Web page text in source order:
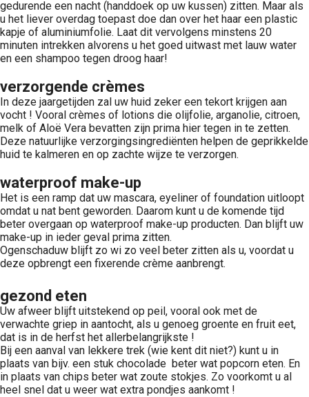
gedurende een nacht (handdoek op uw kussen) zitten. Maar als
u het liever overdag toepast doe dan over het haar een plastic
kapje of aluminiumfolie. Laat dit vervolgens minstens 20
minuten intrekken alvorens u het goed uitwast met lauw water
en een shampoo tegen droog haar!
verzorgende crèmes
In deze jaargetijden zal uw huid zeker een tekort krijgen aan
vocht ! Vooral crèmes of lotions die olijfolie, arganolie, citroen,
melk of Aloë Vera bevatten zijn prima hier tegen in te zetten.
Deze natuurlijke verzorgingsingrediënten helpen de geprikkelde
huid te kalmeren en op zachte wijze te verzorgen.
waterproof make-up
Het is een ramp dat uw mascara, eyeliner of foundation uitloopt
omdat u nat bent geworden. Daarom kunt u de komende tijd
beter overgaan op waterproof make-up producten. Dan blijft uw
make-up in ieder geval prima zitten.
Ogenschaduw blijft zo wi zo veel beter zitten als u, voordat u
deze opbrengt een fixerende crème aanbrengt.
gezond eten
Uw afweer blijft uitstekend op peil, vooral ook met de
verwachte griep in aantocht, als u genoeg groente en fruit eet,
dat is in de herfst het allerbelangrijkste !
Bij een aanval van lekkere trek (wie kent dit niet?) kunt u in
plaats van bijv. een stuk chocolade beter wat popcorn eten. En
in plaats van chips beter wat zoute stokjes. Zo voorkomt u al
heel snel dat u weer wat extra pondjes aankomt !